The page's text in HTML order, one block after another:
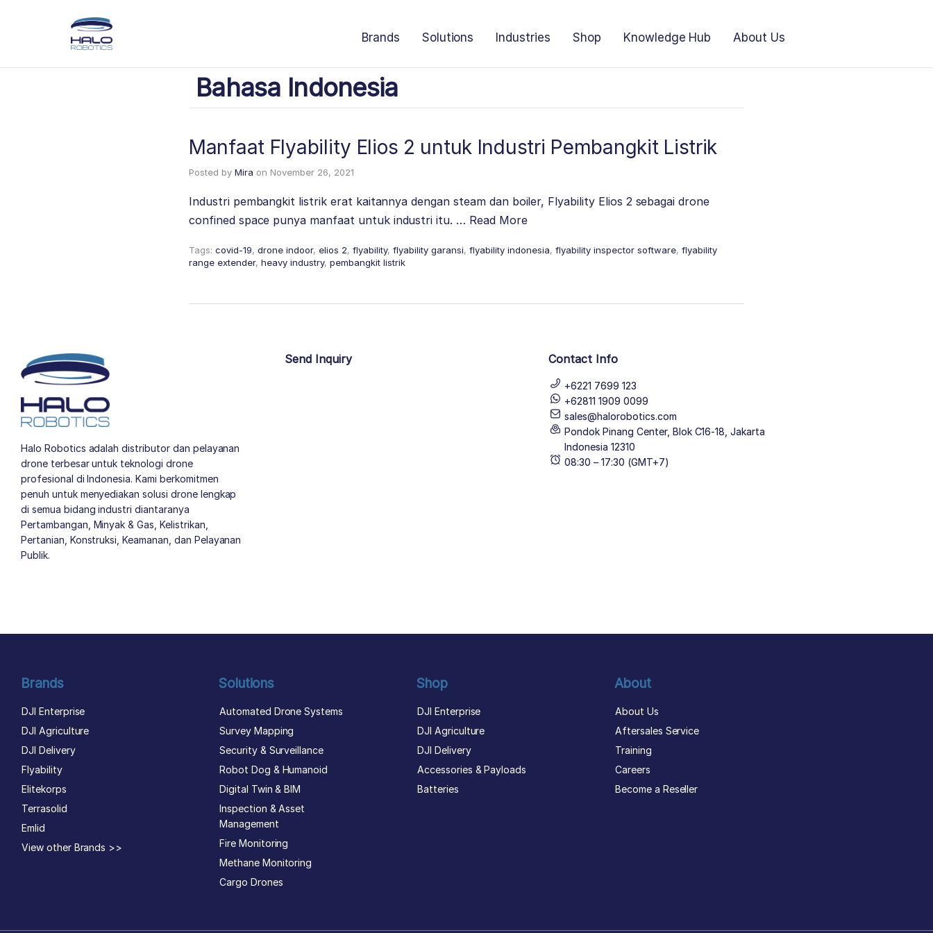
Brands Solutions Industries Shop Knowledge Hub About Us
Bahasa Indonesia
Manfaat Flyability Elios 2 untuk Industri Pembangkit Listrik
Posted by Mira on November 26, 2021
Industri pembangkit listrik erat kaitannya dengan steam dan boiler, Flyability Elios 2 sebagai drone
confined space punya manfaat untuk industri itu. … Read More
Tags: covid-19, drone indoor, elios 2, flyability, flyability garansi, flyability indonesia, flyability inspector software, flyability
range extender, heavy industry, pembangkit listrik
Halo Robotics adalah distributor dan pelayanan
drone terbesar untuk teknologi drone
profesional di Indonesia. Kami berkomitmen
penuh untuk menyediakan solusi drone lengkap
di semua bidang industri diantaranya
Pertambangan, Minyak & Gas, Kelistrikan,
Pertanian, Konstruksi, Keamanan, dan Pelayanan
Publik.
Send Inquiry Contact Info
+6221 7699 123
+62811 1909 0099
sales@halorobotics.com
Pondok Pinang Center, Blok C16-18, Jakarta
Indonesia 12310
08:30 – 17:30 (GMT+7)
Brands
DJI Enterprise
DJI Agriculture
DJI Delivery
Flyability
Elitekorps
Terrasolid
Emlid
View other Brands >>
Solutions
Automated Drone Systems
Survey Mapping
Security & Surveillance
Robot Dog & Humanoid
Digital Twin & BIM
Inspection & Asset
Management
Fire Monitoring
Methane Monitoring
Cargo Drones
Shop
DJI Enterprise
DJI Agriculture
DJI Delivery
Accessories & Payloads
Batteries
About
About Us
Aftersales Service
Training
Careers
Become a Reseller